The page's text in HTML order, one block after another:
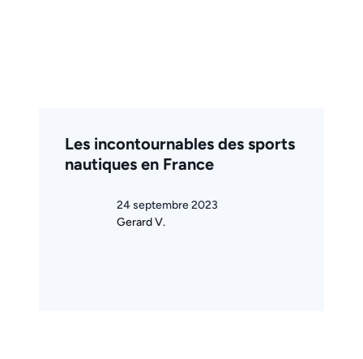
Les incontournables des sports
nautiques en France
24 septembre 2023
Gerard V.